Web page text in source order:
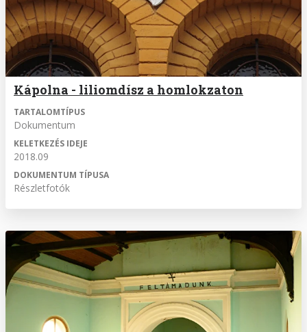
Kápolna - liliomdísz a homlokzaton
TARTALOMTÍPUS
Dokumentum
KELETKEZÉS IDEJE
2018.09
DOKUMENTUM TÍPUSA
Részletfotók